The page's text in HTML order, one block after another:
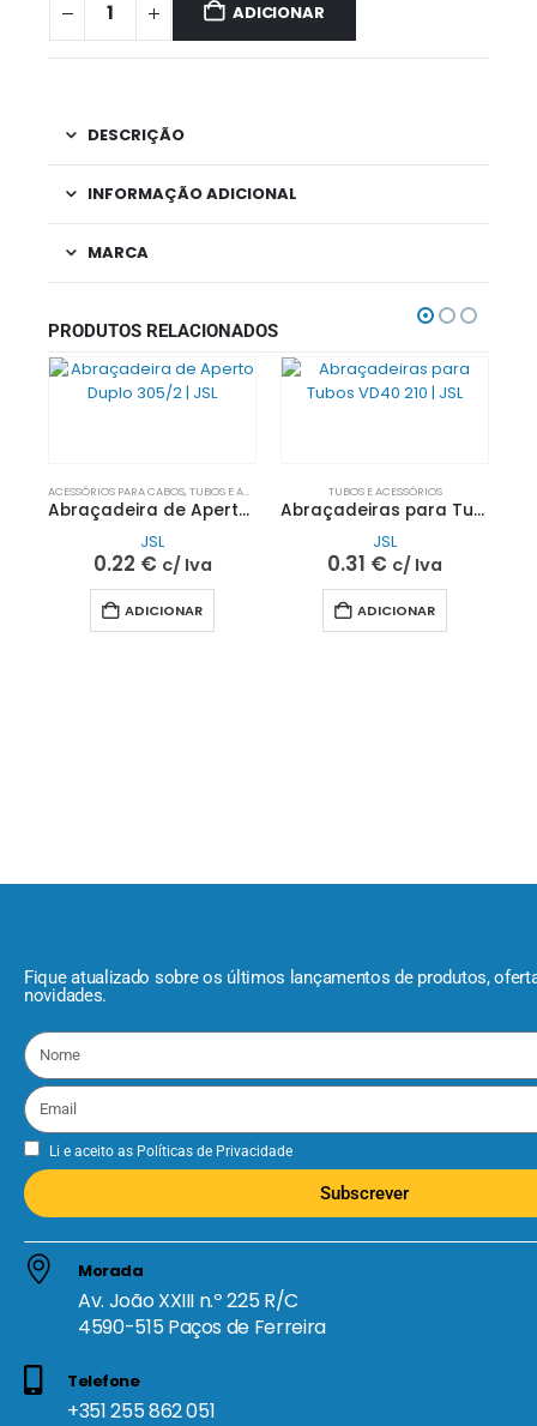
ADICIONAR
DESCRIÇÃO
INFORMAÇÃO ADICIONAL
MARCA
PRODUTOS RELACIONADOS
ACESSÓRIOS PARA CABOS,TUBOS E ACESSÓRIOS
Abraçadeira de Aperto Duplo 305/2 | JSL
JSL
0.22 € c/ Iva
ADICIONAR
TUBOS E ACESSÓRIOS
Abraçadeiras para Tubos VD40 210 | JSL
JSL
0.31 € c/ Iva
ADICIONAR
Fique atualizado sobre os últimos lançamentos de produtos,
novidades.
Li e aceito as Políticas de Privacidade
Subscrever
Morada
Av. João XXIII n.º 225 R/C
4590-515 Paços de Ferreira
Telefone
+351 255 862 051